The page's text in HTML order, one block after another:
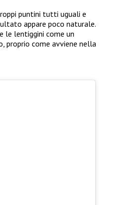
puntini tutti uguali e
appare poco naturale.
le lentiggini come un
proprio come avviene nella